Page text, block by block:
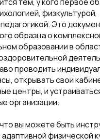
физкультурой,
Это
образца о
образовании в
проводить
открывать свои
центры, и
организации.
вы можете быть
физической